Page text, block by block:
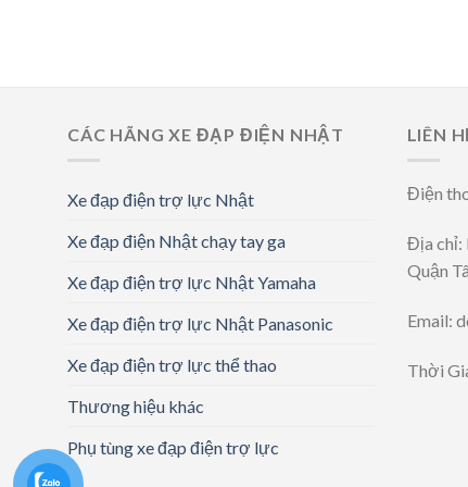
CÁC HÃNG XE ĐẠP ĐIỆN NHẬT
Xe đạp điện trợ lực Nhật
Xe đạp điện Nhật chạy tay ga
Xe đạp điện trợ lực Nhật Yamaha
Xe đạp điện trợ lực Nhật Panasonic
Xe đạp điện trợ lực thể thao
Thương hiệu khác
Phụ tùng xe đạp điện trợ lực
LIÊN
Điện
Địa chỉ:
Quận
Email:
Thời